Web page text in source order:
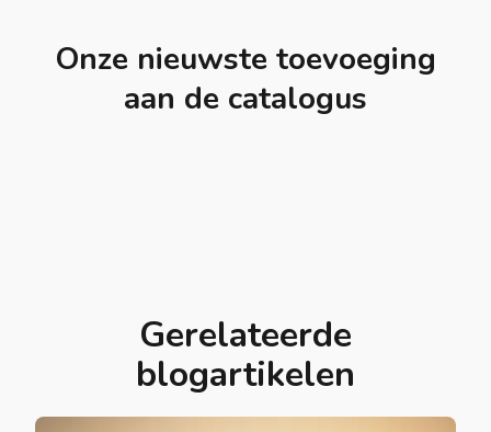
Onze nieuwste toevoeging
aan de catalogus
Gerelateerde
blogartikelen